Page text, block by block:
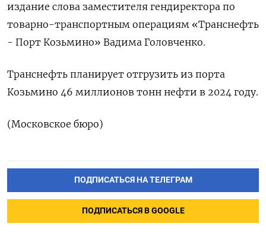
издание слова заместителя гендиректора по
товарно-транспортным операциям «Транснефть
- Порт Козьмино» Вадима Головченко.
Транснефть планирует отгрузить из порта
Козьмино 46 миллионов тонн нефти в 2024 году.
(Московское бюро)
ПОДПИСАТЬСЯ НА ТЕЛЕГРАМ
ПОДПИСАТЬСЯ В GOOGLE